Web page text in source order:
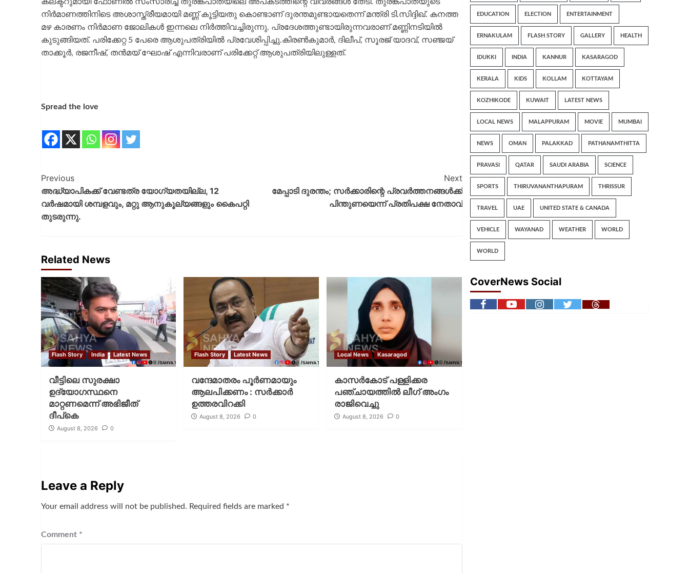
കലക്ടറുമായി ഫോണിൽ സംസാരിച്ച് തുരങ്കപാതയിലെ അപകടത്തിന്റെ വിവരങ്ങൾ തേടി. തുരങ്കപാതയുടെ
നിർമാണത്തിനിടെ അശാസ്ത്രീയമായി മണ്ണ് കൂട്ടിയതു കൊണ്ടാണ് ദുരന്തമുണ്ടായതെന്ന് മന്ത്രി ടി.സിദ്ദിഖ്. കനത്ത
മഴ കാരണം നിർമാണ ജോലികൾ ഇന്നലെ നിർത്തിവച്ചിരുന്നു. പ്രദേശത്തുണ്ടായിരുന്നവരാണ് മണ്ണിനടിയിൽ
കുടുങ്ങിയത്. പരിക്കേറ്റ 5 പേരെ ആശുപത്രിയിൽ പ്രവേശിപ്പിച്ചു.കിരണ്‍കുമാർ, ദിലീപ്, സൂരജ് യാദവ്, സഞ്ജയ്
താക്കൂർ, രജനീഷ്, തൻമയ് ഘോഷ് എന്നിവരാണ് പരിക്കേറ്റ് ആശുപത്രിയിലുള്ളത്.
Spread the love
Previous
അദ്ധ്യാപികക്ക് വേണ്ടത്ര യോഗ്യതയില്ല, 12
വർഷമായി ശമ്പളവും, മറ്റു ആനുകൂല്യങ്ങളും കൈപറ്റി
തുടരുന്നു.
Next
മേപ്പാടി ദുരന്തം; സർക്കാരിന്റെ പ്രവർത്തനങ്ങൾക്ക്
പിന്തുണയെന്ന് പ്രതിപക്ഷ നേതാവ്
Related News
Flash Story India Latest News
വീട്ടിലെ സുരക്ഷാ
ഉദ്യോഗസ്ഥനെ
മാറ്റണമെന്ന് അഭിജീത്
ദീപ്‌കെ
August 8, 2026 0
Flash Story Latest News
വന്ദേമാതരം പൂര്‍ണമായും
ആലപിക്കണം : സര്‍ക്കാര്‍
ഉത്തരവിറക്കി
August 8, 2026 0
Local News Kasaragod
കാസര്‍കോട് പള്ളിക്കര
പഞ്ചായത്തില്‍ ലീഗ് അംഗം
രാജിവെച്ചു
August 8, 2026 0
Leave a Reply
Your email address will not be published. Required fields are marked *
Comment *
EDUCATION ELECTION ENTERTAINMENT
ERNAKULAM FLASH STORY GALLERY HEALTH
IDUKKI INDIA KANNUR KASARAGOD
KERALA KIDS KOLLAM KOTTAYAM
KOZHIKODE KUWAIT LATEST NEWS
LOCAL NEWS MALAPPURAM MOVIE MUMBAI
NEWS OMAN PALAKKAD PATHANAMTHITTA
PRAVASI QATAR SAUDI ARABIA SCIENCE
SPORTS THIRUVANANTHAPURAM THRISSUR
TRAVEL UAE UNITED STATE & CANADA
VEHICLE WAYANAD WEATHER WORLD
WORLD
CoverNews Social